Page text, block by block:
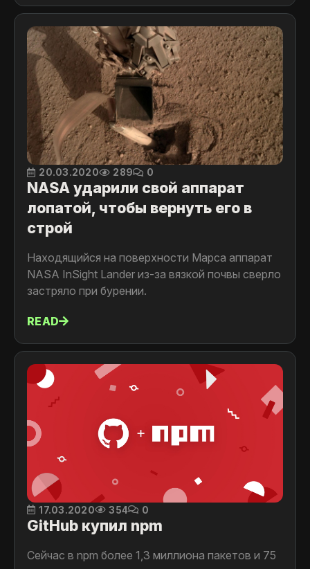
20.03.2020 289 0
NASA ударили свой аппарат
лопатой, чтобы вернуть его в
строй
Находящийся на поверхности Марса аппарат
NASA InSight Lander из-за вязкой почвы сверло
застряло при бурении.
READ
17.03.2020 354 0
GitHub купил npm
Сейчас в npm более 1,3 миллиона пакетов и 75